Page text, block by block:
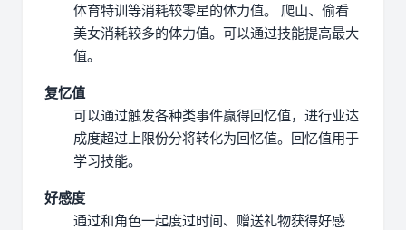
体育特训等消耗较零星的体力值。
爬山、偷看
美女消耗较多的体力值。 可以通过技能提高最大
值。
复忆值
可以通过触发各种类事件赢得回忆值，进行业达
成度超过上限份分将转化为回忆值。 回忆值用于
学习技能。
好感度
通过和角色一起度过时间、赠送礼物获得好感